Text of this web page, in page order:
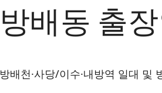
방배동 출
방배천·사당/이수·내방역 일대 및